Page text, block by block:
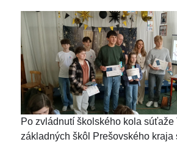
Po zvládnutí školského kola súťaže
základných škôl Prešovského kraja